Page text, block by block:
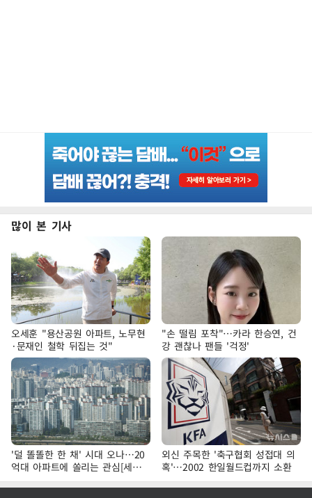
많이 본 기사
오세훈 "용산공원 아파트, 노무현
·문재인 철학 뒤집는 것"
"손 떨림 포착"…카라 한승연, 건
강 괜찮나 팬들 '걱정'
'덜 똘똘한 한 채' 시대 오나…20
억대 아파트에 쏠리는 관심[세제
개편, 그 이후②]
외신 주목한 '축구협회 성접대 의
혹'…2002 한일월드컵까지 소환